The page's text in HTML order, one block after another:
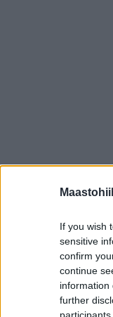
If you wish
sensitive
confirm
continue
information
further
hiihdetään